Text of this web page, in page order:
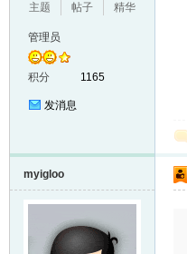
M
主题
帖子
精华
管理员
积分 1165
发消息
myigloo